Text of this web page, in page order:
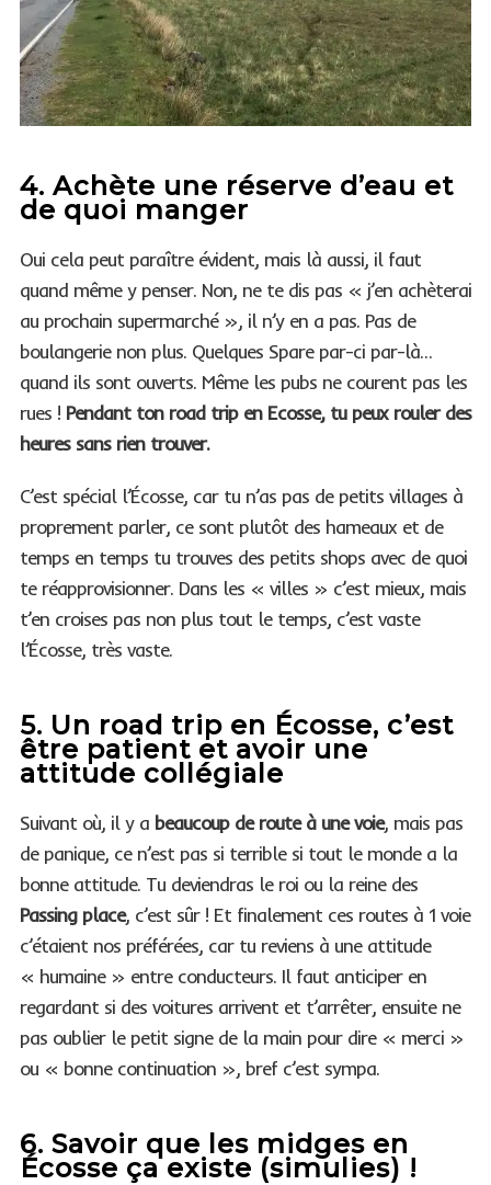
4. Achète une réserve d’eau et
de quoi manger
Oui cela peut paraître évident, mais là aussi, il faut
quand même y penser. Non, ne te dis pas « j’en achèterai
au prochain supermarché », il n’y en a pas. Pas de
boulangerie non plus. Quelques Spare par-ci par-là…
quand ils sont ouverts. Même les pubs ne courent pas les
rues ! Pendant ton road trip en Ecosse, tu peux rouler des
heures sans rien trouver.
C’est spécial l’Écosse, car tu n’as pas de petits villages à
proprement parler, ce sont plutôt des hameaux et de
temps en temps tu trouves des petits shops avec de quoi
te réapprovisionner. Dans les « villes » c’est mieux, mais
t’en croises pas non plus tout le temps, c’est vaste
l’Écosse, très vaste.
5. Un road trip en Écosse, c’est
être patient et avoir une
attitude collégiale
Suivant où, il y a beaucoup de route à une voie, mais pas
de panique, ce n’est pas si terrible si tout le monde a la
bonne attitude. Tu deviendras le roi ou la reine des
Passing place, c’est sûr ! Et finalement ces routes à 1 voie
c’étaient nos préférées, car tu reviens à une attitude
« humaine » entre conducteurs. Il faut anticiper en
regardant si des voitures arrivent et t’arrêter, ensuite ne
pas oublier le petit signe de la main pour dire « merci »
ou « bonne continuation », bref c’est sympa.
6. Savoir que les midges en
Écosse ça existe (simulies) !